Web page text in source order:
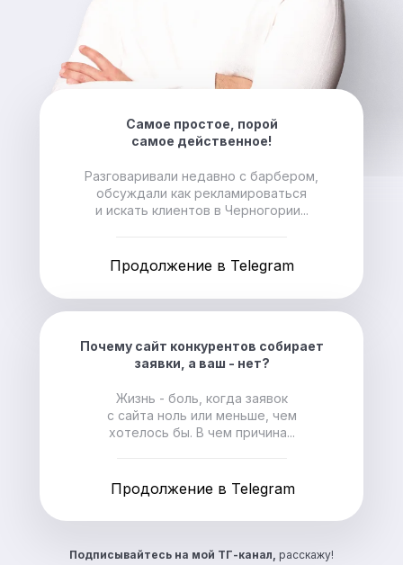
Подписывайтесь на мой ТГ-канал, расскажу!
Самое простое, порой
самое действенное!
Разговаривали недавно с барбером,
обсуждали как рекламироваться
и искать клиентов в Черногории...
Продолжение в Telegram
Почему сайт конкурентов собирает
заявки, а ваш - нет?
Жизнь - боль, когда заявок
с сайта ноль или меньше, чем
хотелось бы. В чем причина...
Продолжение в Telegram